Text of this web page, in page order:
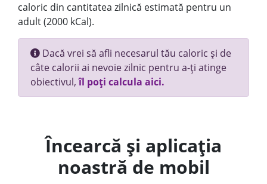
caloric din cantitatea zilnică estimată pentru un
adult (2000 kCal).
Dacă vrei să afli necesarul tău caloric și de
câte calorii ai nevoie zilnic pentru a-ți atinge
obiectivul,îl poți calcula aici.
Încearcă și aplicația
noastră de mobil